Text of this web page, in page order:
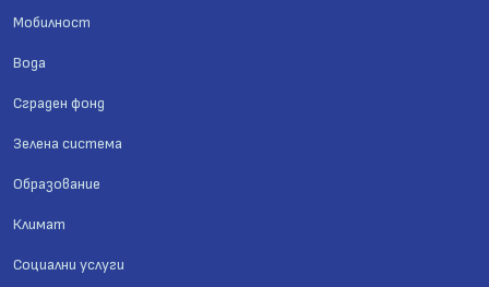
Мобилност
Вода
Сграден фонд
Зелена система
Образование
Климат
Социални услуги